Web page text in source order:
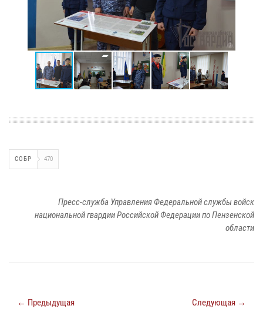
СОБР 470
Пресс-служба Управления Федеральной службы войск
национальной гвардии Российской Федерации по Пензенской
области
← Предыдущая Следующая →